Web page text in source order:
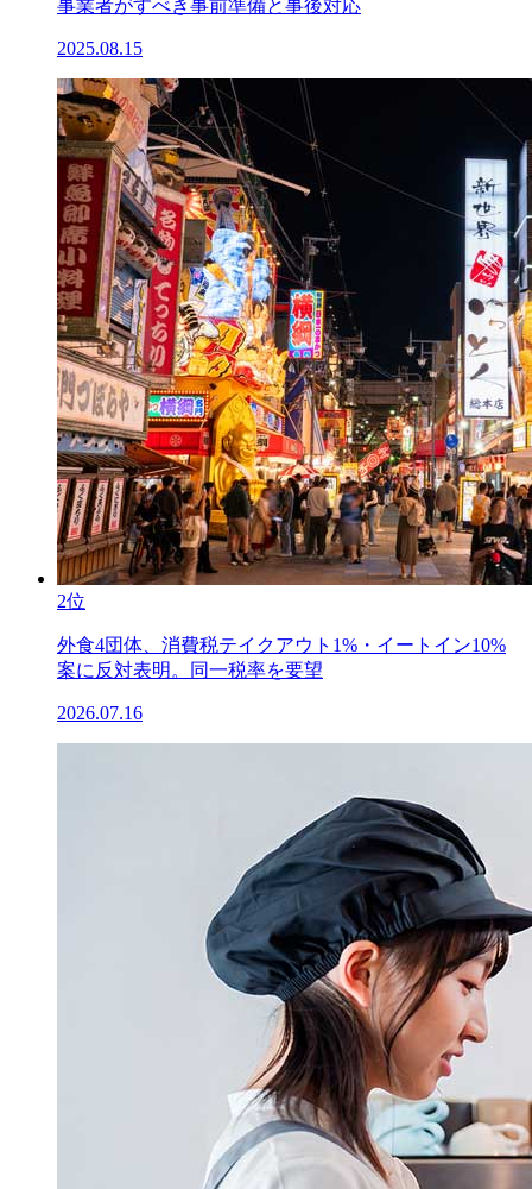
事業者がすべき事前準備と事後対応
2025.08.15
2位
外食4団体、消費税テイクアウト1%・イートイン10%
案に反対表明。同一税率を要望
2026.07.16